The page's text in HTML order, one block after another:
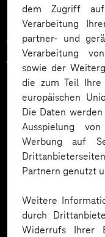
dem Zugriff
Verarbeitung
partner- und
Verarbeitung
sowie der
die zum Teil
europäischen
Die Daten
Ausspielung
Werbung auf
Partnern genutzt
Weitere
durch
Widerrufs Ihrer
Zahlreiche
vertrauen
Expertise.